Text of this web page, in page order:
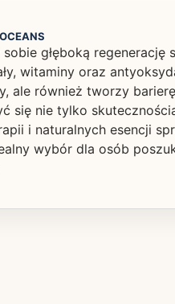
głęboką
witaminy oraz
ale również tworzy
się nie tylko
i naturalnych esencji
wybór dla osób